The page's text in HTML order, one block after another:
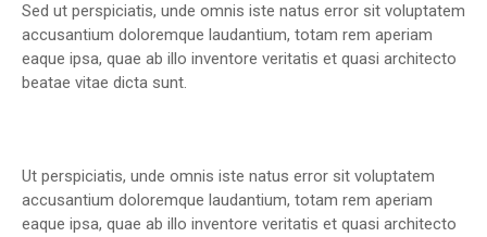
Sed ut perspiciatis, unde omnis iste natus error sit voluptatem
accusantium doloremque laudantium, totam rem aperiam
eaque ipsa, quae ab illo inventore veritatis et quasi architecto
beatae vitae dicta sunt.
Ut perspiciatis, unde omnis iste natus error sit voluptatem
accusantium doloremque laudantium, totam rem aperiam
eaque ipsa, quae ab illo inventore veritatis et quasi architecto